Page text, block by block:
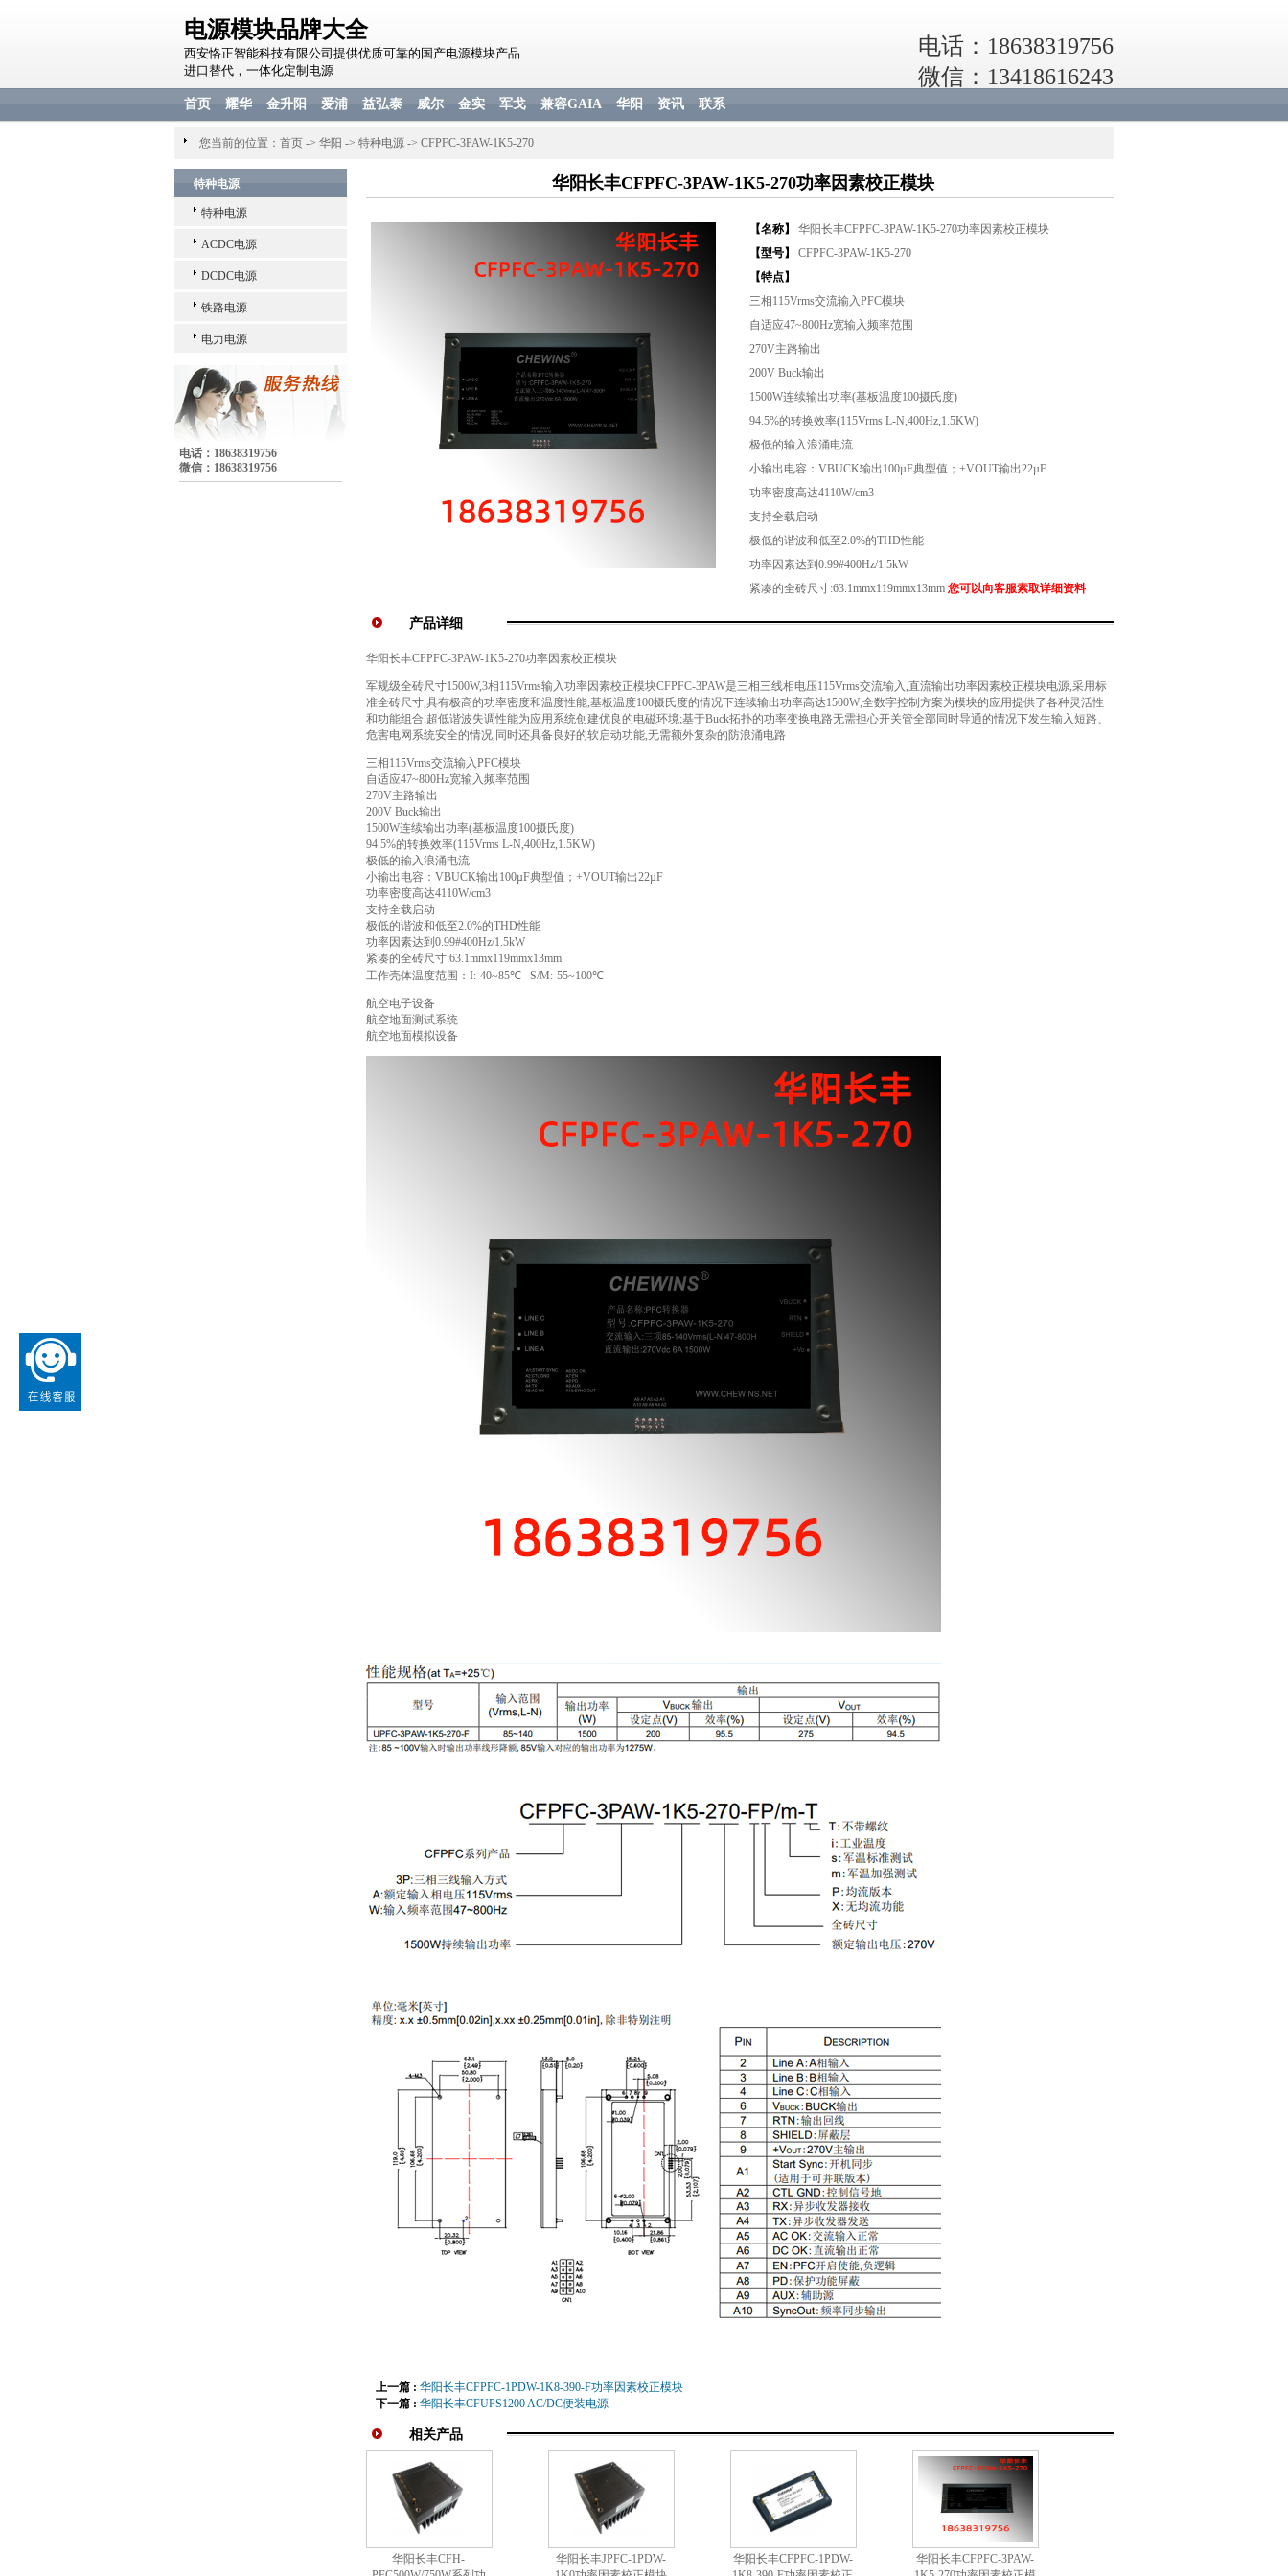
电源模块品牌大全
西安恪正智能科技有限公司提供优质可靠的国产电源模块产品
进口替代，一体化定制电源
电话：18638319756
微信：13418616243
首页 耀华 金升阳 爱浦 益弘泰 威尔 金实 军戈 兼容GAIA 华阳 资讯 联系
您当前的位置： 首页 -> 华阳 -> 特种电源 -> CFPFC-3PAW-1K5-270
特种电源
特种电源
ACDC电源
DCDC电源
铁路电源
电力电源
电话：18638319756
微信：18638319756
华阳长丰CFPFC-3PAW-1K5-270功率因素校正模块
【名称】
华阳长丰CFPFC-3PAW-1K5-270功率因素校正模块
【型号】
CFPFC-3PAW-1K5-270
【特点】
三相115Vrms交流输入PFC模块
自适应47~800Hz宽输入频率范围
270V主路输出
200V Buck输出
1500W连续输出功率(基板温度100摄氏度)
94.5%的转换效率(115Vrms L-N,400Hz,1.5KW)
极低的输入浪涌电流
小输出电容：VBUCK输出100µF典型值；+VOUT输出22µF
功率密度高达4110W/cm3
支持全载启动
极低的谐波和低至2.0%的THD性能
功率因素达到0.99#400Hz/1.5kW
紧凑的全砖尺寸:63.1mmx119mmx13mm 您可以向客服索取详细资料
产品详细
华阳长丰CFPFC-3PAW-1K5-270功率因素校正模块
军规级全砖尺寸1500W,3相115Vrms输入功率因素校正模块CFPFC-3PAW是三相三线相电压115Vrms交流输入,直流输出功率因素校正模块电源,采用标
准全砖尺寸,具有极高的功率密度和温度性能,基板温度100摄氏度的情况下连续输出功率高达1500W;全数字控制方案为模块的应用提供了各种灵活性
和功能组合,超低谐波失调性能为应用系统创建优良的电磁环境;基于Buck拓扑的功率变换电路无需担心开关管全部同时导通的情况下发生输入短路、
危害电网系统安全的情况,同时还具备良好的软启动功能,无需额外复杂的防浪涌电路
三相115Vrms交流输入PFC模块
自适应47~800Hz宽输入频率范围
270V主路输出
200V Buck输出
1500W连续输出功率(基板温度100摄氏度)
94.5%的转换效率(115Vrms L-N,400Hz,1.5KW)
极低的输入浪涌电流
小输出电容：VBUCK输出100µF典型值；+VOUT输出22µF
功率密度高达4110W/cm3
支持全载启动
极低的谐波和低至2.0%的THD性能
功率因素达到0.99#400Hz/1.5kW
紧凑的全砖尺寸:63.1mmx119mmx13mm
工作壳体温度范围：I:-40~85℃ S/M:-55~100℃
航空电子设备
航空地面测试系统
航空地面模拟设备
上一篇 : 华阳长丰CFPFC-1PDW-1K8-390-F功率因素校正模块
下一篇 : 华阳长丰CFUPS1200 AC/DC便装电源
相关产品
华阳长丰CFH-
华阳长丰JPFC-1PDW-
华阳长丰CFPFC-1PDW-
华阳长丰CFPFC-3PAW-